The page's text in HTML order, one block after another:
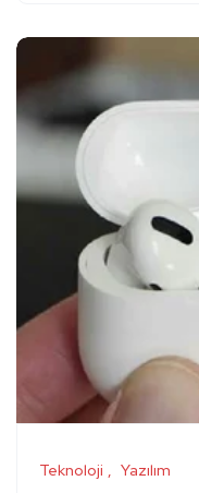
Teknoloji Yazılım